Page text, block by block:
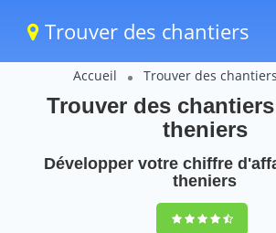
Trouver des chantiers
Accueil Trouver des
Trouver des
theniers
Développer votre chiffre
theniers